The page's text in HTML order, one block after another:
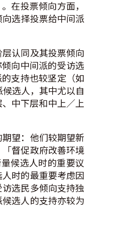
在投票倾向方面，
选择投票给中间派
认同及其投票倾向
向中间派的受访选
支持也较坚定（如
选人，其中尤以自
中下层和中上／上
望：他们较期望新
督促政府改善环境
候选人时的重要议
时的最重要考虑因
选民多倾向支持独
选人的支持亦较为